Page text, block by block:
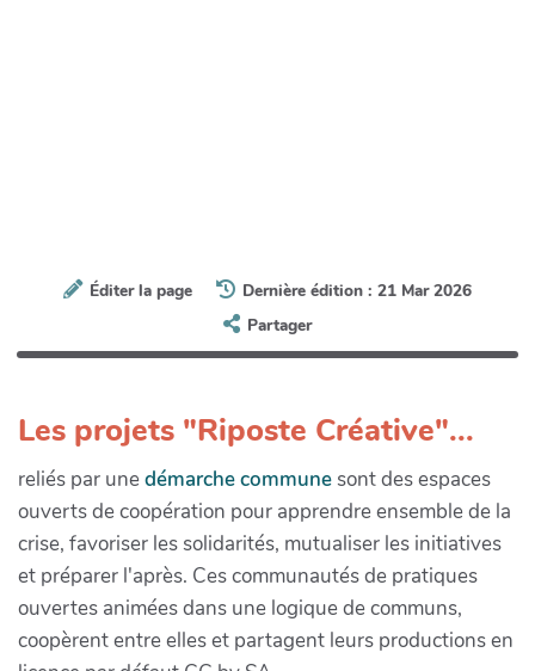
Éditer la page
Dernière édition : 21 Mar 2026
Partager